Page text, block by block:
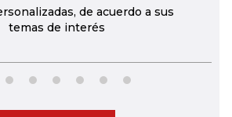
de acuerdo a sus
temas de interés